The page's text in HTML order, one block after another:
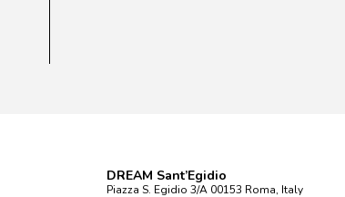
DREAM Sant’Egidio
Piazza S. Egidio 3/A 00153 Roma, Italy